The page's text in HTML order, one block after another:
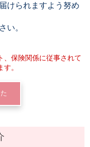
けられますよう努め
い。
保険関係に従事されて
。